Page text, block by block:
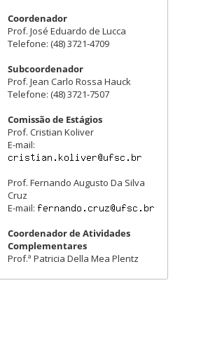
Coordenador
Prof. José Eduardo de Lucca
Telefone: (48) 3721-4709
Subcoordenador
Prof. Jean Carlo Rossa Hauck
Telefone: (48) 3721-7507
Comissão de Estágios
Prof. Cristian Koliver
E-mail:
Prof. Fernando Augusto Da Silva
Cruz
E-mail:
Coordenador de Atividades
Complementares
Prof.ª Patricia Della Mea Plentz